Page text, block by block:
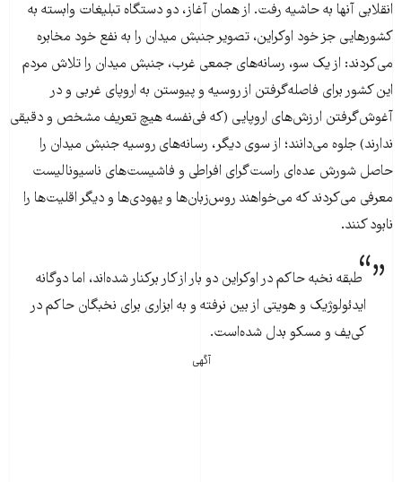
انقلابی آنها به حاشیه رفت. از همان آغاز، دو دستگاه تبلیغات وابسته به
کشورهایی جز خود اوکراین، تصویر جنبش میدان را به نفع خود مخابره
می‌کردند: از یک سو، رسانه‌های جمعی غرب، جنبش میدان را تلاش مردم
این کشور برای فاصله‌گرفتن از روسیه و پیوستن به اروپای غربی و در
آغوش‌گرفتن ارزش‌های اروپایی (که فی‌نفسه هیچ تعریف مشخص و دقیقی
ندارند) جلوه می‌دانند؛ از سوی دیگر، رسانه‌های روسیه جنبش میدان را
حاصل شورش عده‌ای راست‌گرای افراطی و فاشیست‌های ناسیونالیست
معرفی می‌کردند که می‌خواهند روس‌زبان‌ها و یهودی‌ها و دیگر اقلیت‌ها را
نابود کنند.
طبقه نخبه حاکم در اوکراین دو بار از کار برکنار شده‌اند، اما دوگانه
ایدئولوژیک و هویتی از بین نرفته و به ابزاری برای نخبگان حاکم در
کی‌یف و مسکو بدل شده‌است.
آگهی